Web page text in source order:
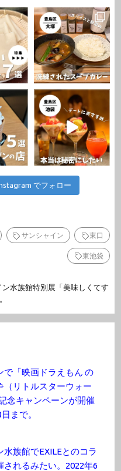
でフォロー
サンシャイン 東口
東池袋
ン水族館特別展「美味しくてす
で「映画ドラえもん の
（リトルスターウォー
念キャンペーンが開催
まで。
族館でEXILEとのコラ
されるみたい。2022年6